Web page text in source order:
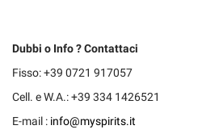
Dubbi o Info ? Contattaci
Fisso: +39 0721 917057
Cell. e W.A.: +39 334 1426521
E-mail : info@myspirits.it